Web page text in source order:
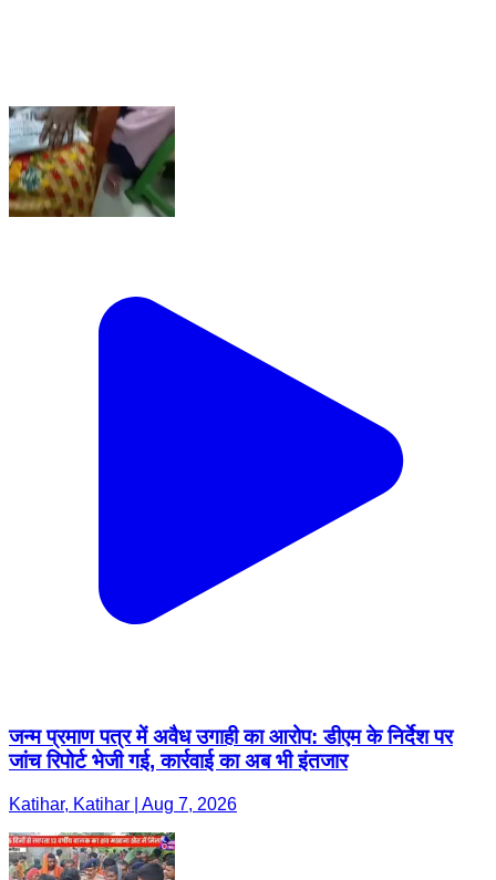
जन्म प्रमाण पत्र में अवैध उगाही का आरोप: डीएम के निर्देश पर